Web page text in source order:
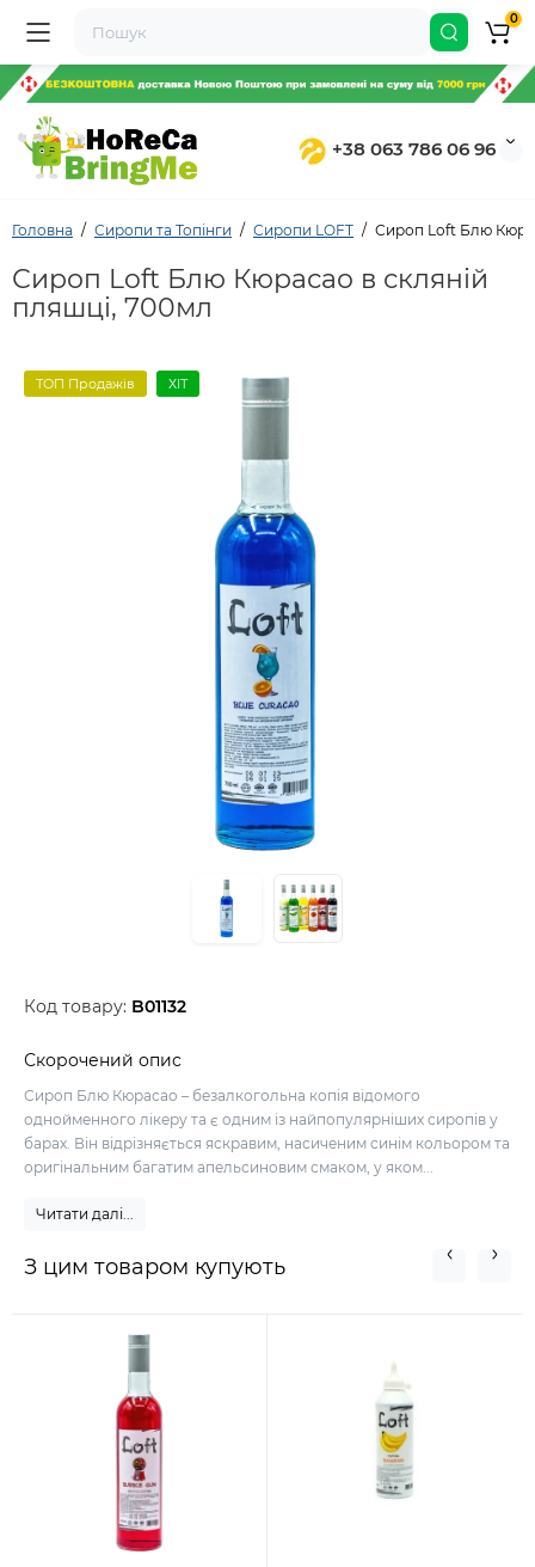
+38 063 786 06 96
0
Головна Сиропи та Топінги Сиропи LOFT Сироп Loft Блю
Сироп Loft Блю Кюрасао в скляній
пляшці, 700мл
ТОП Продажів ХІТ
Код товару: B01132
Скорочений опис
Сироп Блю Кюрасао – безалкогольна копія відомого
однойменного лікеру та є одним із найпопулярніших сиропів у
барах. Він відрізняється яскравим, насиченим синім кольором та
оригінальним багатим апельсиновим смаком, у яком...
Читати далі...
З цим товаром купують